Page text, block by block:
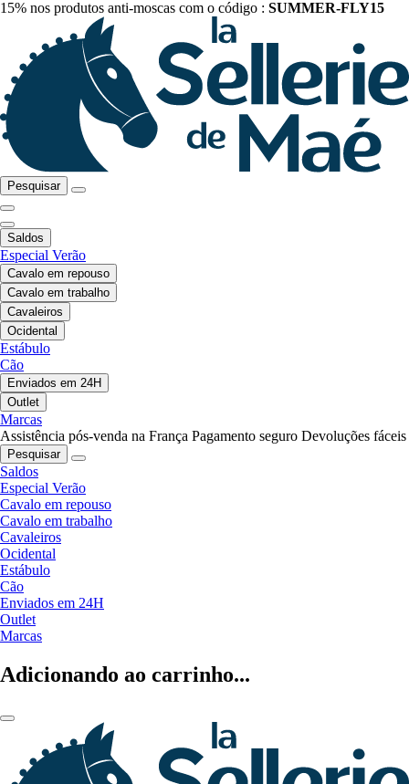
15% nos produtos anti-moscas com o código : SUMMER-FLY15
Pesquisar
Saldos
Especial Verão
Cavalo em repouso
Cavalo em trabalho
Cavaleiros
Ocidental
Estábulo
Cão
Enviados em 24H
Outlet
Marcas
Assistência pós-venda na França Pagamento seguro Devoluções fáceis
Pesquisar
Saldos
Especial Verão
Cavalo em repouso
Cavalo em trabalho
Cavaleiros
Ocidental
Estábulo
Cão
Enviados em 24H
Outlet
Marcas
Adicionando ao carrinho...